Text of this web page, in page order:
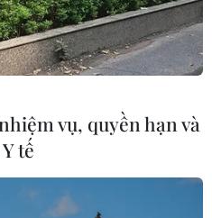
vụ, quyền hạn và
tế